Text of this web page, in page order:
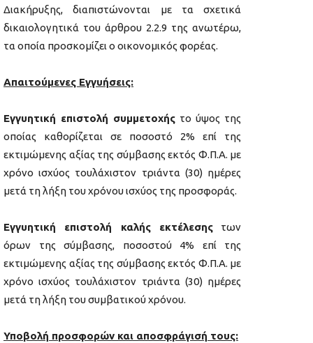
Διακήρυξης, διαπιστώνονται με τα σχετικά
δικαιολογητικά του άρθρου 2.2.9 της ανωτέρω,
τα οποία προσκομίζει ο οικονομικός φορέας.
Απαιτούμενες Εγγυήσεις:
Εγγυητική επιστολή συμμετοχής το ύψος της
οποίας καθορίζεται σε ποσοστό 2% επί της
εκτιμώμενης αξίας της σύμβασης εκτός Φ.Π.Α. με
χρόνο ισχύος τουλάχιστον τριάντα (30) ημέρες
μετά τη λήξη του χρόνου ισχύος της προσφοράς.
Εγγυητική επιστολή καλής εκτέλεσηςτων
όρων της σύμβασης, ποσοστού 4% επί της
εκτιμώμενης αξίας της σύμβασης εκτός Φ.Π.Α. με
χρόνο ισχύος τουλάχιστον τριάντα (30) ημέρες
μετά τη λήξη του συμβατικού χρόνου.
Υποβολή προσφορών και αποσφράγισή τους: